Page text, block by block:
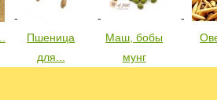
Пшеница
для...
Маш, бобы
мунг